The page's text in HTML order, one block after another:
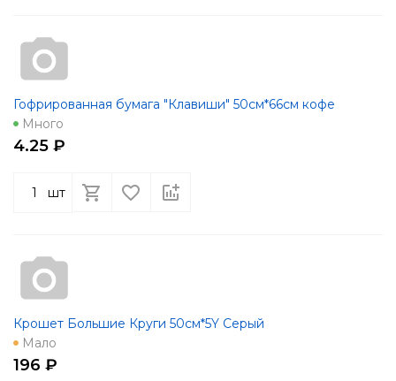
Гофрированная бумага "Клавиши" 50см*66см кофе
Много
4.25 ₽
шт
Крошет Большие Круги 50см*5Y Серый
Мало
196 ₽